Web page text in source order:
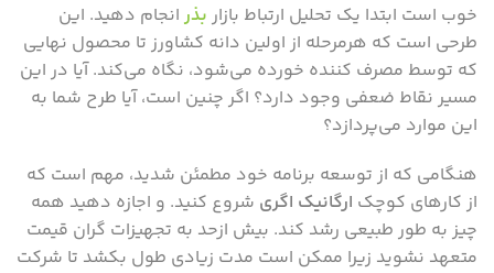
خوب است ابتدا یک تحلیل ارتباط بازار بذر انجام دهید. این
طرحی است که هرمرحله از اولین دانه کشاورز تا محصول نهایی
که توسط مصرف کننده خورده می‌شود، نگاه می‌کند. آیا در این
مسیر نقاط ضعفی وجود دارد؟ اگر چنین است، آیا طرح شما به
این موارد می‌پردازد؟
هنگامی که از توسعه برنامه خود مطمئن شدید، مهم است که
از کارهای کوچک ارگانیک اگری شروع کنید. و اجازه دهید همه
چیز به طور طبیعی رشد کند. بیش ازحد به تجهیزات گران قیمت
متعهد نشوید زیرا ممکن است مدت زیادی طول بکشد تا شرکت